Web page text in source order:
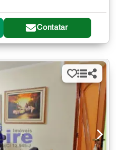
Contatar